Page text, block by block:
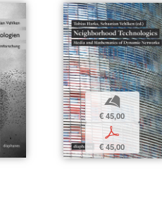
b
€ 45,00
p
€ 45,00